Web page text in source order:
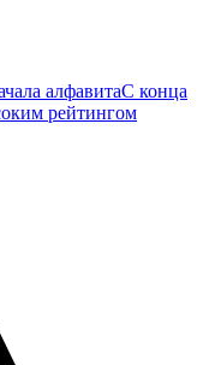
алфавитаС конца
рейтингом